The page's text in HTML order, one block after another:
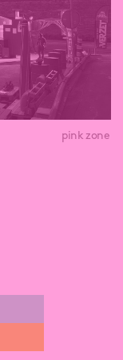
pink zone
leven kreeg
concept
in Hallerij.
ruimte
kunnen